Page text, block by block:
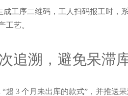
工序二维码，工人扫码报工时
工艺。
追溯，避免呆滞
超 3 个月未出库的款式”，并推